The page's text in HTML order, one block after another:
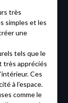
très
simples et les
une
tels que le
très appréciés
Ces
à l’espace.
comme le